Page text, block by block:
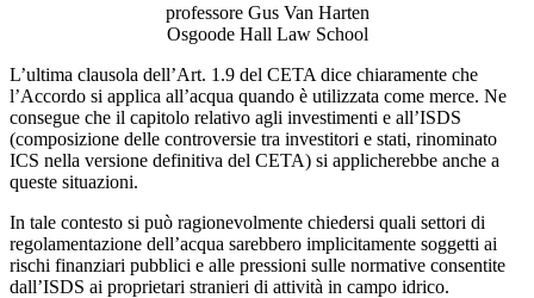
professore Gus Van Harten
Osgoode Hall Law School
L’ultima clausola dell’Art. 1.9 del CETA dice chiaramente che
l’Accordo si applica all’acqua quando è utilizzata come merce. Ne
consegue che il capitolo relativo agli investimenti e all’ISDS
(composizione delle controversie tra investitori e stati, rinominato
ICS nella versione definitiva del CETA) si applicherebbe anche a
queste situazioni.
In tale contesto si può ragionevolmente chiedersi quali settori di
regolamentazione dell’acqua sarebbero implicitamente soggetti ai
rischi finanziari pubblici e alle pressioni sulle normative consentite
dall’ISDS ai proprietari stranieri di attività in campo idrico.